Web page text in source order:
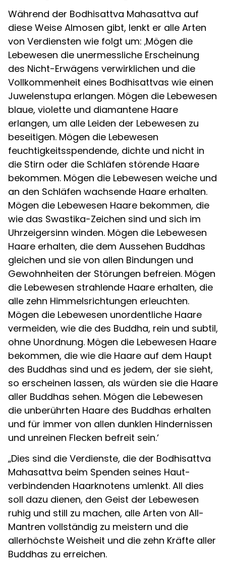
Während der Bodhisattva Mahasattva auf
diese Weise Almosen gibt, lenkt er alle Arten
von Verdiensten wie folgt um: ‚Mögen die
Lebewesen die unermessliche Erscheinung
des Nicht-Erwägens verwirklichen und die
Vollkommenheit eines Bodhisattvas wie einen
Juwelenstupa erlangen. Mögen die Lebewesen
blaue, violette und diamantene Haare
erlangen, um alle Leiden der Lebewesen zu
beseitigen. Mögen die Lebewesen
feuchtigkeitsspendende, dichte und nicht in
die Stirn oder die Schläfen störende Haare
bekommen. Mögen die Lebewesen weiche und
an den Schläfen wachsende Haare erhalten.
Mögen die Lebewesen Haare bekommen, die
wie das Swastika-Zeichen sind und sich im
Uhrzeigersinn winden. Mögen die Lebewesen
Haare erhalten, die dem Aussehen Buddhas
gleichen und sie von allen Bindungen und
Gewohnheiten der Störungen befreien. Mögen
die Lebewesen strahlende Haare erhalten, die
alle zehn Himmelsrichtungen erleuchten.
Mögen die Lebewesen unordentliche Haare
vermeiden, wie die des Buddha, rein und subtil,
ohne Unordnung. Mögen die Lebewesen Haare
bekommen, die wie die Haare auf dem Haupt
des Buddhas sind und es jedem, der sie sieht,
so erscheinen lassen, als würden sie die Haare
aller Buddhas sehen. Mögen die Lebewesen
die unberührten Haare des Buddhas erhalten
und für immer von allen dunklen Hindernissen
und unreinen Flecken befreit sein.‘
„Dies sind die Verdienste, die der Bodhisattva
Mahasattva beim Spenden seines Haut-
verbindenden Haarknotens umlenkt. All dies
soll dazu dienen, den Geist der Lebewesen
ruhig und still zu machen, alle Arten von All-
Mantren vollständig zu meistern und die
allerhöchste Weisheit und die zehn Kräfte aller
Buddhas zu erreichen.